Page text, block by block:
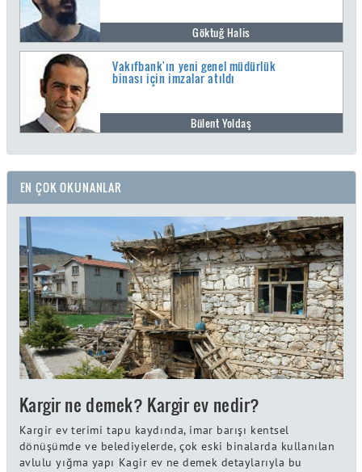
Göktuğ Halis
Vakıfbank'ın yeni genel müdürlük
binası için imzalar atıldı
Bülent Yoldaş
EN ÇOK OKUNANLAR
Kargir ne demek? Kargir ev nedir?
Kargir ev terimi tapu kaydında, imar barışı kentsel
dönüşümde ve belediyelerde, çok eski binalarda kullanılan
avlulu yığma yapı Kagir ev ne demek detaylarıyla bu